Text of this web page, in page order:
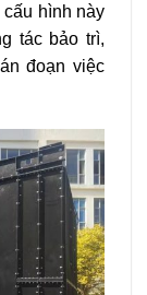
hình này
tác bảo trì,
đoạn việc